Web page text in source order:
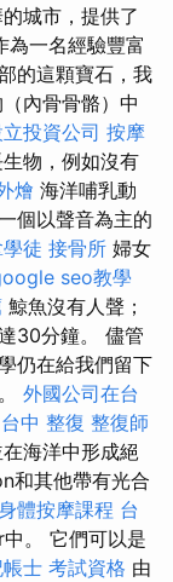
城市，提供了
為一名經驗豐富
的這顆寶石，我
內骨骨骼）中
投資公司 按摩
物，例如沒有
燴 海洋哺乳動
個以聲音為主的
徒 接骨所 婦女
seo教學
鯨魚沒有人聲；
30分鐘。 儘管
仍在給我們留下
外國公司在台
台中 整復 整復師
海洋中形成絕
和其他帶有光合
體按摩課程 台
。 它們可以是
士 考試資格 由